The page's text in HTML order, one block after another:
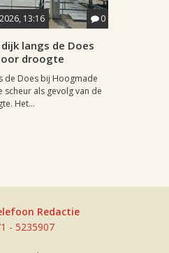
13:16 0
langs de Does
droogte
de Does bij Hoogmade
als gevolg van de
Het...
Redactie
- 5235907